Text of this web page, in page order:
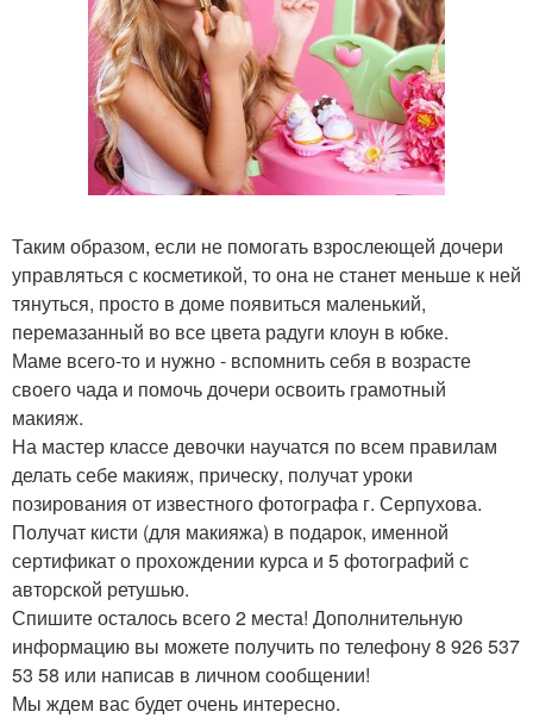
Таким образом, если не помогать взрослеющей дочери
управляться с косметикой, то она не станет меньше к ней
тянуться, просто в доме появиться маленький,
перемазанный во все цвета радуги клоун в юбке.
Маме всего-то и нужно - вспомнить себя в возрасте
своего чада и помочь дочери освоить грамотный
макияж.
На мастер классе девочки научатся по всем правилам
делать себе макияж, прическу, получат уроки
позирования от известного фотографа г. Серпухова.
Получат кисти (для макияжа) в подарок, именной
сертификат о прохождении курса и 5 фотографий с
авторской ретушью.
Спишите осталось всего 2 места! Дополнительную
информацию вы можете получить по телефону 8 926 537
53 58 или написав в личном сообщении!
Мы ждем вас будет очень интересно.